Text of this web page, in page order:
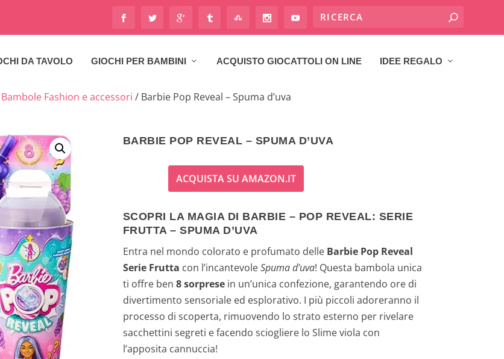
DA TAVOLO GIOCHI PER BAMBINI ACQUISTO GIOCATTOLI ON LINE IDEE REGALO
Bambole Fashion e accessori / Barbie Pop Reveal – Spuma d’uva
BARBIE POP REVEAL – SPUMA D’UVA
ACQUISTA SU AMAZON.IT
SCOPRI LA MAGIA DI BARBIE – POP REVEAL: SERIE
FRUTTA – SPUMA D’UVA
Entra nel mondo colorato e profumato delle Barbie Pop Reveal
Serie Frutta con l’incantevoleSpuma d’uva! Questa bambola unica
ti offre ben 8 sorpresein un’unica confezione, garantendo ore di
divertimento sensoriale ed esplorativo. I più piccoli adoreranno il
processo di scoperta, rimuovendo lo strato esterno per rivelare
sacchettini segreti e facendo sciogliere lo Slime viola con
l’apposita cannuccia!